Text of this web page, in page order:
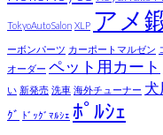
TokyoAutoSalon XLP アメ
ーボンパーツ カーポートマルゼン
オーダー ペット用カート
い 新発売 洗車 海外チューナー
ｸﾞ ﾄﾞｯｸﾞﾏﾙｼｪ ﾎﾟﾙｼｪ